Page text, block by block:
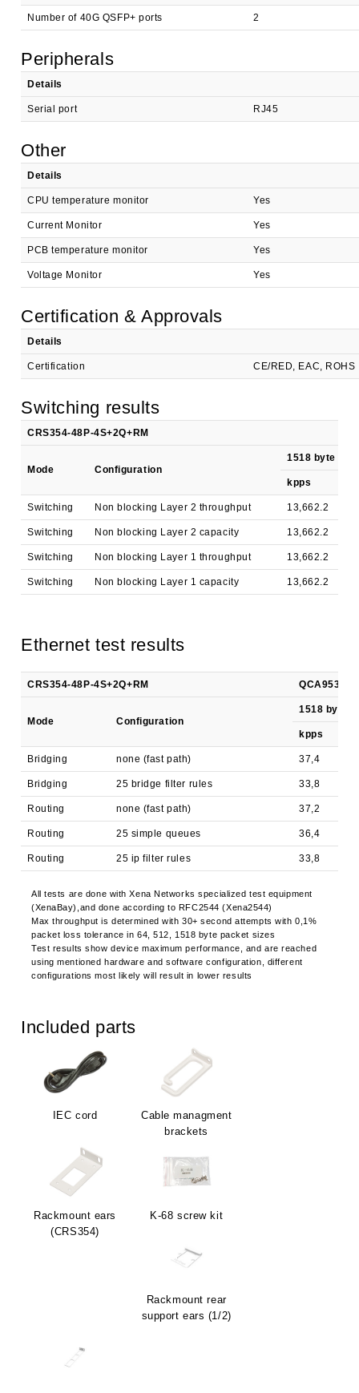
Number of 40G QSFP+ ports 2
Peripherals
Details
Serial port RJ45
Other
Details
CPU temperature monitor Yes
Current Monitor Yes
PCB temperature monitor Yes
Voltage Monitor Yes
Certification & Approvals
Details
Certification CE/RED, EAC, ROHS
Switching results
CRS354-48P-4S+2Q+RM
Mode Configuration
1518 byte
kpps
Switching Non blocking Layer 2 throughput 13,662.2
Switching Non blocking Layer 2 capacity 13,662.2
Switching Non blocking Layer 1 throughput 13,662.2
Switching Non blocking Layer 1 capacity 13,662.2
Ethernet test results
CRS354-48P-4S+2Q+RM QCA9531
Mode Configuration
1518 byte
kpps
Bridging none (fast path) 37,4
Bridging 25 bridge filter rules 33,8
Routing none (fast path) 37,2
Routing 25 simple queues 36,4
Routing 25 ip filter rules 33,8
All tests are done with Xena Networks specialized test equipment
(XenaBay),and done according to RFC2544 (Xena2544)
Max throughput is determined with 30+ second attempts with 0,1%
packet loss tolerance in 64, 512, 1518 byte packet sizes
Test results show device maximum performance, and are reached
using mentioned hardware and software configuration, different
configurations most likely will result in lower results
Included parts
IEC cord
Cable managment
brackets
Rackmount ears
(CRS354)
K-68 screw kit
Rackmount rear
support ears (1/2)